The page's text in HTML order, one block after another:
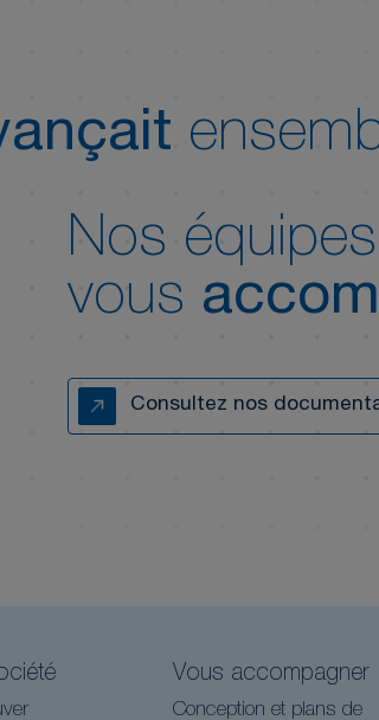
Nos
vous
Consultez nos
Vous accompagner
Conception et plans de